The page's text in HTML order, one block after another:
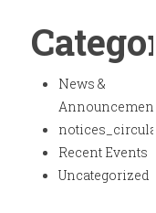
News &
Recent Events
Uncategorized